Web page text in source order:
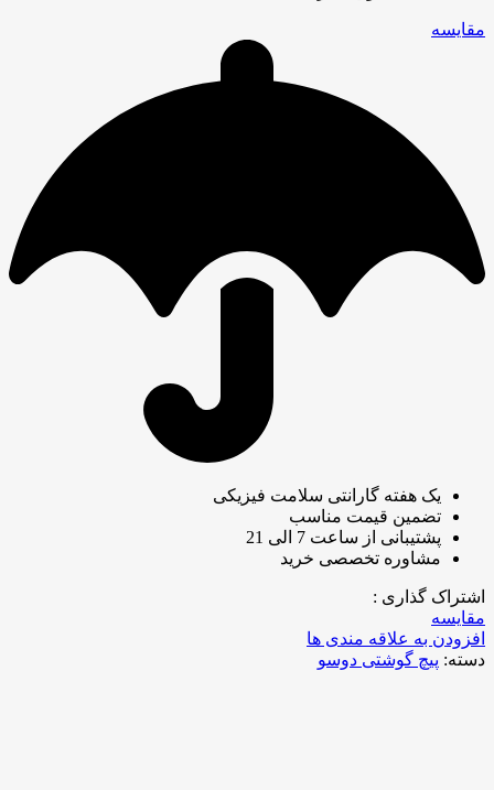
مقایسه
یک هفته گارانتی سلامت فیزیکی
تضمین قیمت مناسب
پشتیبانی از ساعت 7 الی 21
مشاوره تخصصی خرید
اشتراک گذاری :
مقایسه
افزودن به علاقه مندی ها
دسته: پیچ گوشتی دوسو